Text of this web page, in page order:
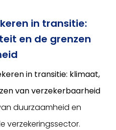
in transitie:
en de grenzen
in transitie: klimaat,
van verzekerbaarheid
duurzaamheid en
verzekeringssector.